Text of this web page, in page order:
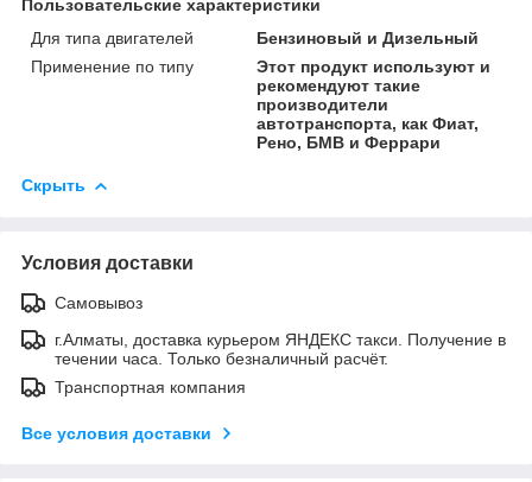
Пользовательские характеристики
Для типа двигателей
Бензиновый и Дизельный
Применение по типу
Этот продукт используют и
рекомендуют такие
производители
автотранспорта, как Фиат,
Рено, БМВ и Феррари
Скрыть
Условия доставки
Самовывоз
г.Алматы, доставка курьером ЯНДЕКС такси. Получение в
течении часа. Только безналичный расчёт.
Транспортная компания
Все условия доставки